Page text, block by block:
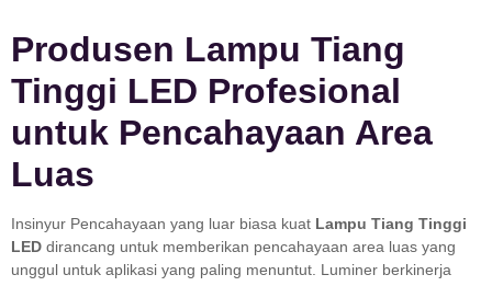
Produsen Lampu Tiang
Tinggi LED Profesional
untuk Pencahayaan Area
Luas
Insinyur Pencahayaan yang luar biasa kuat Lampu Tiang Tinggi
LED dirancang untuk memberikan pencahayaan area luas yang
unggul untuk aplikasi yang paling menuntut. Luminer berkinerja